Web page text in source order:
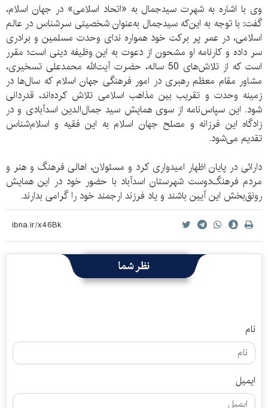
وی با اشاره به شهرت سیدجمال به «اتحاد اسلامی» در جهان اسلام،
گفت: با توجه به این‌که سیدجمال به‌عنوان شخصیتی ‌سرشناس در عالم
اسلامی، در عمر پر برکت خود همواره ندای وحدت مسلمین و برادری
سر داده و کارنامه او مشحون از دعوت به این وظیفه دینی است؛ مقرر
است که از تلاش‌های 50 ساله، حضرت آیت‌الله محمدعلی تسخیری،
مشاور مقام معظم رهبری در امور فرهنگی جهان اسلام که سال‌ها در
زمینه وحدت و تقریب بین مذاهب اسلامی تلاش کرده‌اند، قدردانی
شود. این سپاس‌نامه از سوی همایش سید جمال‌الدین اسدآبادی و در
زادگاه این فرزانه و مصلح جهان اسلام به این فقیه و اسلام‌شناس
تقدیم می‌شود.
دارائی در پایان اظهار امیدواری کرد و مسئولان، اهالی فرهنگ و هنر و
مردم فرهنگ‌دوست شهرستان اسدآباد با حضور خود در این همایش
رونق‌بخش این آیین باشند و یاد فرزند ارجمند خود را گرامی بدارند.
نظر شما
نام
ایمیل